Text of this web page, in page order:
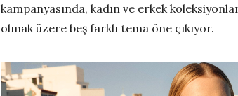
kampanyasında, kadın ve erkek
olmak üzere beş farklı tema öne çıkıyor.